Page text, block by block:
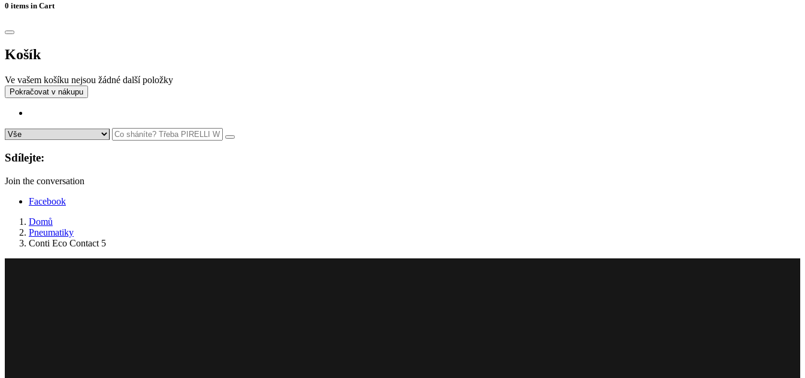
0 items in Cart
Košík
Ve vašem košíku nejsou žádné další položky
Pokračovat v nákupu
Sdílejte:
Join the conversation
Facebook
Domů
Pneumatiky
Conti Eco Contact 5